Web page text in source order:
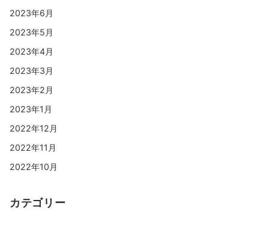
2023年6月
2023年5月
2023年4月
2023年3月
2023年2月
2023年1月
2022年12月
2022年11月
2022年10月
カテゴリー